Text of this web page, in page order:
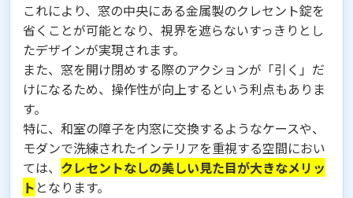
これにより、窓の中央にある金属製のクレセント錠を
省くことが可能となり、視界を遮らないすっきりとし
たデザインが実現されます。
また、窓を開け閉めする際のアクションが「引く」だ
けになるため、操作性が向上するという利点もありま
す。
特に、和室の障子を内窓に交換するようなケースや、
モダンで洗練されたインテリアを重視する空間におい
ては、 クレセントなしの美しい見た目が大きなメリッ
ト となります。